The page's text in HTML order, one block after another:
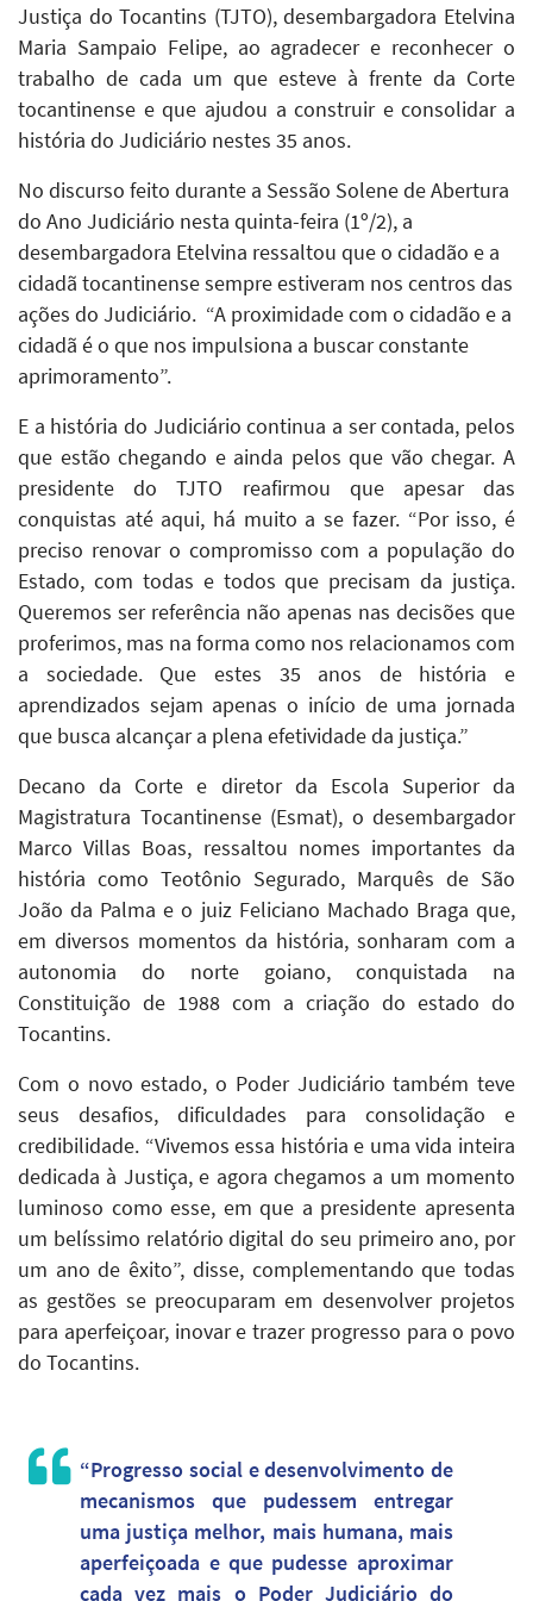
Justiça do Tocantins (TJTO), desembargadora Etelvina
Maria Sampaio Felipe, ao agradecer e reconhecer o
trabalho de cada um que esteve à frente da Corte
tocantinense e que ajudou a construir e consolidar a
história do Judiciário nestes 35 anos.
No discurso feito durante a Sessão Solene de Abertura
do Ano Judiciário nesta quinta-feira (1º/2), a
desembargadora Etelvina ressaltou que o cidadão e a
cidadã tocantinense sempre estiveram nos centros das
ações do Judiciário. “A proximidade com o cidadão e a
cidadã é o que nos impulsiona a buscar constante
aprimoramento”.
E a história do Judiciário continua a ser contada, pelos
que estão chegando e ainda pelos que vão chegar. A
presidente do TJTO reafirmou que apesar das
conquistas até aqui, há muito a se fazer. “Por isso, é
preciso renovar o compromisso com a população do
Estado, com todas e todos que precisam da justiça.
Queremos ser referência não apenas nas decisões que
proferimos, mas na forma como nos relacionamos com
a sociedade. Que estes 35 anos de história e
aprendizados sejam apenas o início de uma jornada
que busca alcançar a plena efetividade da justiça.”
Decano da Corte e diretor da Escola Superior da
Magistratura Tocantinense (Esmat), o desembargador
Marco Villas Boas, ressaltou nomes importantes da
história como Teotônio Segurado, Marquês de São
João da Palma e o juiz Feliciano Machado Braga que,
em diversos momentos da história, sonharam com a
autonomia do norte goiano, conquistada na
Constituição de 1988 com a criação do estado do
Tocantins.
Com o novo estado, o Poder Judiciário também teve
seus desafios, dificuldades para consolidação e
credibilidade. “Vivemos essa história e uma vida inteira
dedicada à Justiça, e agora chegamos a um momento
luminoso como esse, em que a presidente apresenta
um belíssimo relatório digital do seu primeiro ano, por
um ano de êxito”, disse, complementando que todas
as gestões se preocuparam em desenvolver projetos
para aperfeiçoar, inovar e trazer progresso para o povo
do Tocantins.
“Progresso social e desenvolvimento de
mecanismos que pudessem entregar
uma justiça melhor, mais humana, mais
aperfeiçoada e que pudesse aproximar
cada vez mais o Poder Judiciário do